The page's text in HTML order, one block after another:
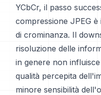
YCbCr, il passo
compressione JPEG
di crominanza. Il
risoluzione delle
in genere non
qualità percepita
minore sensibilità